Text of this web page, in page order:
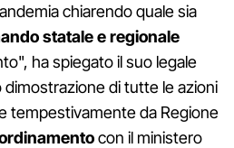
chiarendo quale sia
statale e regionale
ha spiegato il suo legale
di tutte le azioni
tempestivamente da Regione
con il ministero